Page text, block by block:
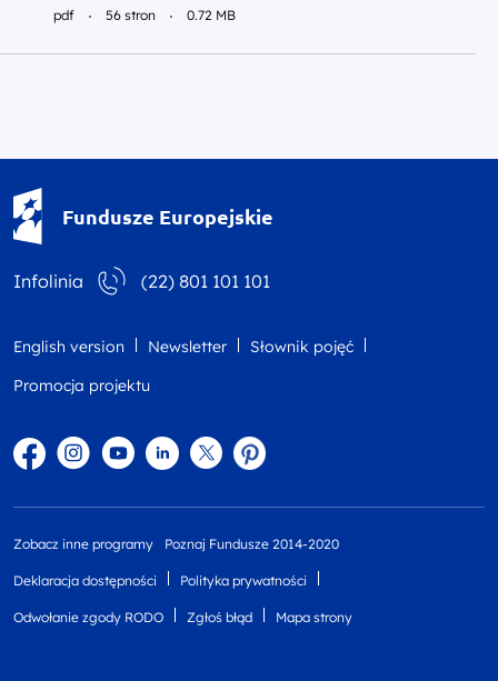
pdf 56 stron 0.72 MB
Fundusze Europejskie
Infolinia (22) 801 101 101
English version Newsletter
Słownik pojęć
Promocja projektu
FacebookInstagram
YouTubeLinkedintwitterPinterest
Zobacz inne programy Poznaj Fundusze 2014-2020
Deklaracja dostępności Polityka prywatności
Odwołanie zgody RODO Zgłoś błąd Mapa strony